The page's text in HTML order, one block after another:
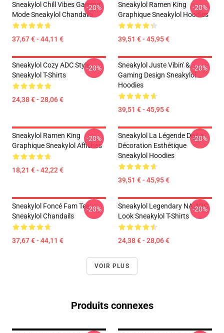
Sneakylol Chill Vibes Gaming
Mode Sneakylol Chandails
37,67 € - 44,11 €
-20%
Sneakylol Ramen King
Graphique Sneakylol Hoodies
39,51 € - 45,95 €
-20%
Sneakylol Cozy ADC Style
Sneakylol T-Shirts
24,38 € - 28,06 €
-20%
Sneakylol Juste Vibin' &
Gaming Design Sneakylol
Hoodies
39,51 € - 45,95 €
-20%
Sneakylol Ramen King
Graphique Sneakylol Affiches
18,21 € - 42,22 €
-20%
Sneakylol La Légende De La
Décoration Esthétique
Sneakylol Hoodies
39,51 € - 45,95 €
-20%
Sneakylol Foncé Fam Tee
Sneakylol Chandails
37,67 € - 44,11 €
-20%
Sneakylol Legendary NA ADC
Look Sneakylol T-Shirts
24,38 € - 28,06 €
-20%
VOIR PLUS
Produits connexes